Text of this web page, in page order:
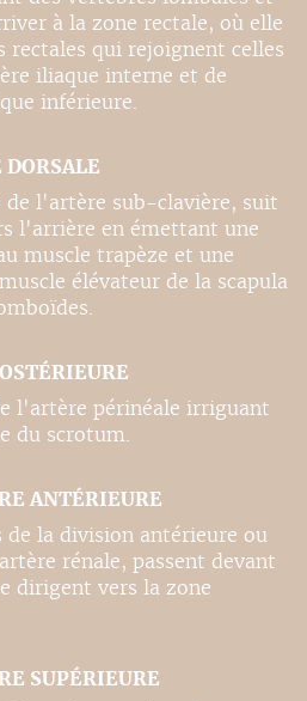
à la zone rectale, où elle
rectales qui rejoignent celles
iliaque interne et de
inférieure.
de l'artère sub-clavière, suit
l'arrière en émettant une
muscle trapèze et une
élévateur de la scapula
l'artère périnéale irriguant
du scrotum.
ANTÉRIEURE
de la division antérieure ou
rénale, passent devant
dirigent vers la zone
SUPÉRIEURE